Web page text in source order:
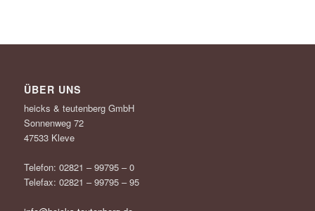
ÜBER UNS
heicks & teutenberg GmbH
Sonnenweg 72
47533 Kleve
Telefon: 02821 – 99795 – 0
Telefax: 02821 – 99795 – 95